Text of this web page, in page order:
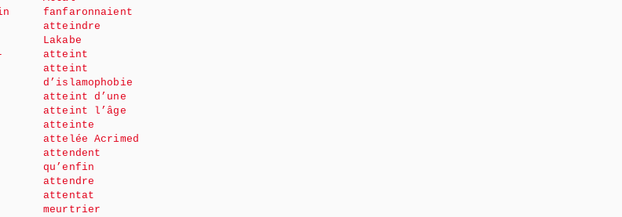
fanfaronnaient
atteindre
Lakabe
atteint
atteint
d’islamophobie
atteint d’une
atteint l’âge
atteinte
attelée Acrimed
attendent
qu’enfin
attendre
attentat
meurtrier